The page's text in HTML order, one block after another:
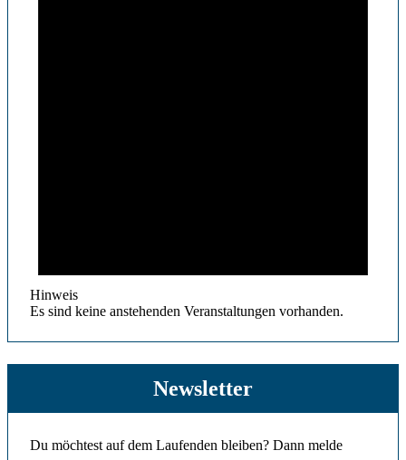
Hinweis
Es sind keine anstehenden Veranstaltungen vorhanden.
Newsletter
Du möchtest auf dem Laufenden bleiben? Dann melde